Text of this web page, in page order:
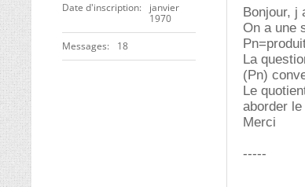
Date d'inscription
janvier
1970
Messages 18
Bonjour, j
On a une
La
(Pn)
Le
aborder
Merci
-----